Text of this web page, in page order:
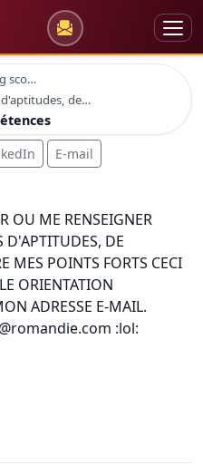
forum Coaching scolaire
Tests d'aptitudes, de compétences
E-mail
OU ME RENSEIGNER
D'APTITUDES, DE
MES POINTS FORTS CECI
ORIENTATION
ADRESSE E-MAIL.
:lol: